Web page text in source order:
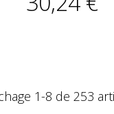
1-8 de 253